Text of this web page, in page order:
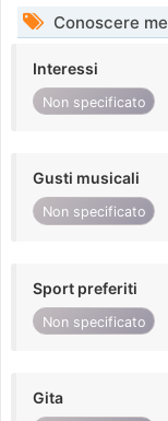
Conoscere me
Interessi
Non specificato
Gusti musicali
Non specificato
Sport preferiti
Non specificato
Gita